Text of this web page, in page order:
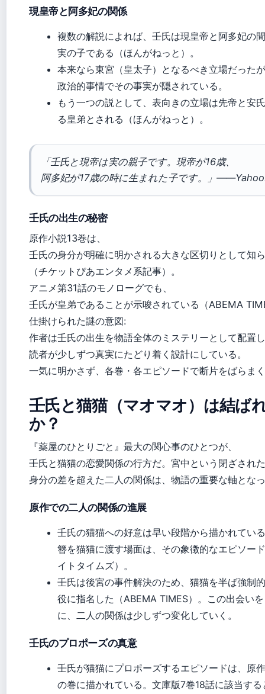
現皇帝と阿多妃の関係
複数の解説によれば、壬氏は現皇帝と阿多妃の
実の子である（ほんがねっと）。
本来なら東宮（皇太子）となるべき立場だった
政治的事情でその事実が隠されている。
もう一つの説として、表向きの立場は先帝と安
る皇弟とされる（ほんがねっと）。
「壬氏と現帝は実の親子です。現帝が16歳、
阿多妃が17歳の時に生まれた子です。」
壬氏の出生の秘密
原作小説13巻は、
壬氏の身分が明確に明かされる大きな区切りとして知
（チケットぴあエンタメ系記事）。
アニメ第31話のモノローグでも、
壬氏が皇弟であることが示唆されている（ABEMA
仕掛けられた謎の意図:
作者は壬氏の出生を物語全体のミステリーとして配置
読者が少しずつ真実にたどり着く設計にしている。
一気に明かさず、各巻・各エピソードで断片をばらま
壬氏と猫猫（マオマオ）は結ば
か？
『薬屋のひとりごと』最大の関心事のひとつが、
壬氏と猫猫の恋愛関係の行方だ。宮中という閉ざされ
身分の差を超えた二人の関係は、物語の重要な軸とな
原作での二人の関係の進展
壬氏の猫猫への好意は早い段階から描かれてい
簪を猫猫に渡す場面は、その象徴的なエピソー
イトタイムズ）。
壬氏は後宮の事件解決のため、猫猫を半ば強制
役に指名した（ABEMA TIMES）。この出会い
に、二人の関係は少しずつ変化していく。
壬氏のプロポーズの真意
壬氏が猫猫にプロポーズするエピソードは、原
の巻に描かれている。文庫版7巻18話に該当す